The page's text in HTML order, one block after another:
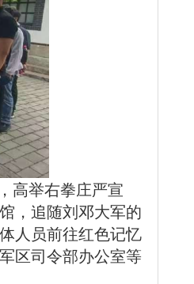
高举右拳庄严宣
，追随刘邓大军的
人员前往红色记忆
区司令部办公室等